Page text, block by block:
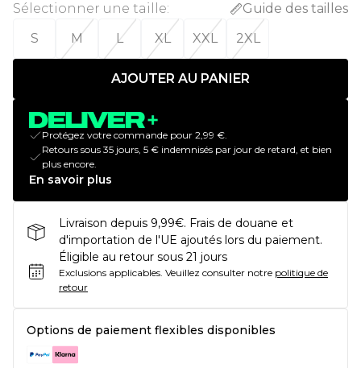
Sélectionner une taille:
Guide des tailles
S
M L XL XXL 2XL
AJOUTER AU PANIER
Protégez votre commande pour 2,99 €.
Retours sous 35 jours, 5 € indemnisés par jour de retard, et bien
plus encore.
En savoir plus
Livraison depuis 9,99€. Frais de douane et
d'importation de l'UE ajoutés lors du paiement.
Éligible au retour sous 21 jours
Exclusions applicables. Veuillez consulter notre politique de
retour
Options de paiement flexibles disponibles